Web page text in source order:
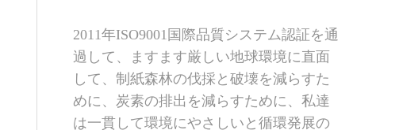
2011年ISO9001国際品質システム認証を通
過して、ますます厳しい地球環境に直面
して、制紙森林の伐採と破壊を減らすた
めに、炭素の排出を減らすために、私達
は一貫して環境にやさしいと循環発展の